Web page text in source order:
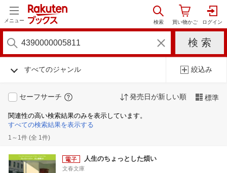
メニュー
すべてのジャンル 絞込み
セーフサーチ 発売日が新しい順 標準
関連性の高い検索結果のみを表示しています。
すべての検索結果を表示する
1～1件 (全 1件)
人生のちょっとした煩い
文春文庫